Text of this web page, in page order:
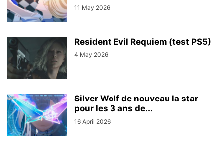
11 May 2026
Resident Evil Requiem (test PS5)
4 May 2026
Silver Wolf de nouveau la star
pour les 3 ans de...
16 April 2026